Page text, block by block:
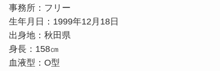
事務所：フリー
生年月日：1999年12月18日
出身地：秋田県
身長：158㎝
血液型：O型